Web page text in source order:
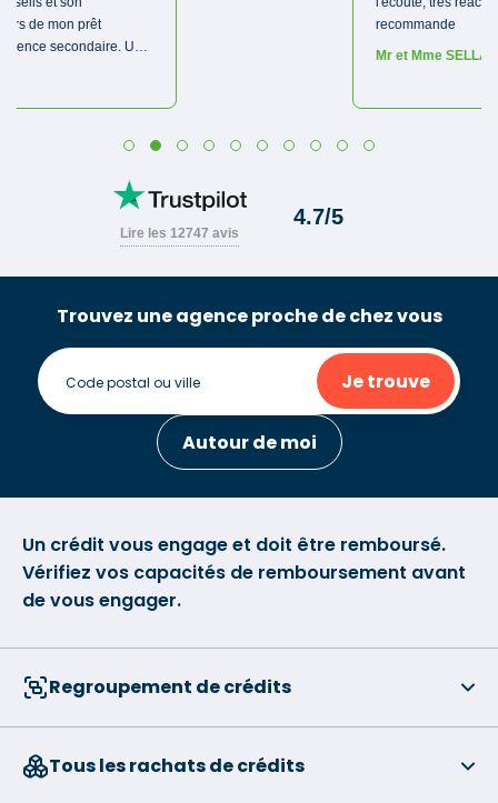
Trouvez une agence proche de chez vous
Je trouve
Autour de moi
Un crédit vous engage et doit être remboursé.
Vérifiez vos capacités de remboursement avant
de vous engager.
Regroupement de crédits
Tous les rachats de crédits